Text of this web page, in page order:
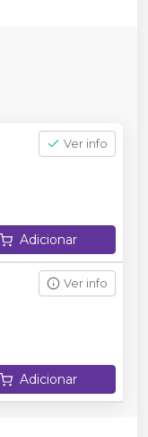
Ver info
Adicionar
Ver info
Adicionar